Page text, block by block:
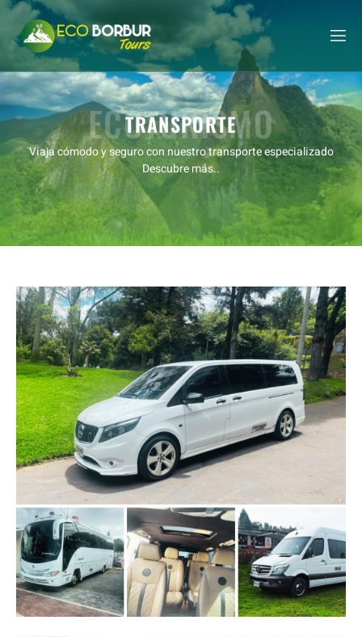
TRANSPORTE
Viaja cómodo y seguro con nuestrotransporte especializado
Descubre más..
ECOTURISMO